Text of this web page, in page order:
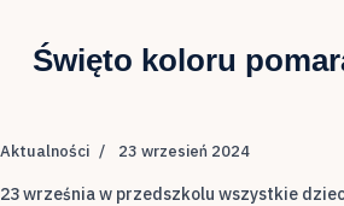
Święto koloru
Aktualności 23 wrzesień 2024
23 września w przedszkolu wszystkie